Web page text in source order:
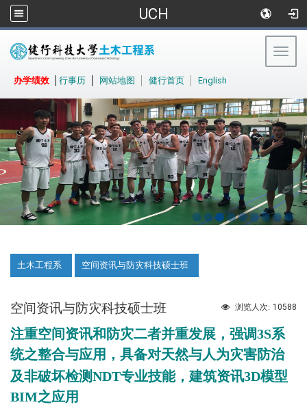
UCH
办学绩效 行事历 网站地图 健行首页 English
土木工程系 空间资讯与防灾科技硕士班
浏览人次: 10588
空间资讯与防灾科技硕士班
注重空间资讯和防灾二者并重发展，强调3S系
统之整合与应用 ， 具备对天然与人为灾害防治
及非破坏检测NDT专业技能，建筑资讯3D模型
BIM之应用